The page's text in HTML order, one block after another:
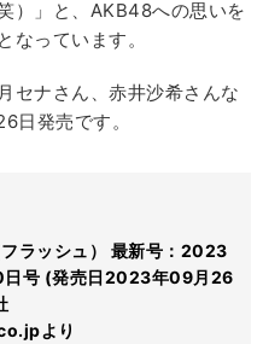
）」と、AKB48への思いを
なっています。
セナさん、赤井沙希さんな
日発売です。
ラッシュ） 最新号：2023
日号 (発売日2023年09月26
より